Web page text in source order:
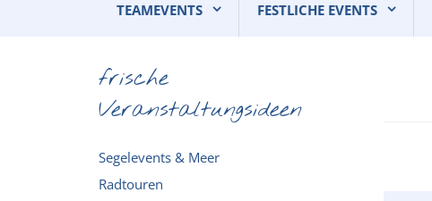
TEAMEVENTS FESTLICHE EVENTS
frische
Veranstaltungsideen
Segelevents & Meer
Radtouren